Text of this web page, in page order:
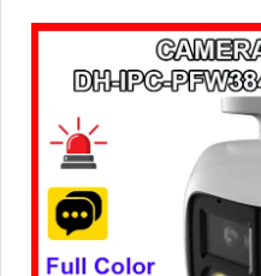
thuật số